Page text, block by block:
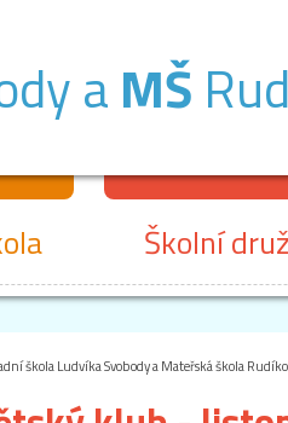
aMŠ
Školní
škola Ludvíka Svobody a Mateřská škola